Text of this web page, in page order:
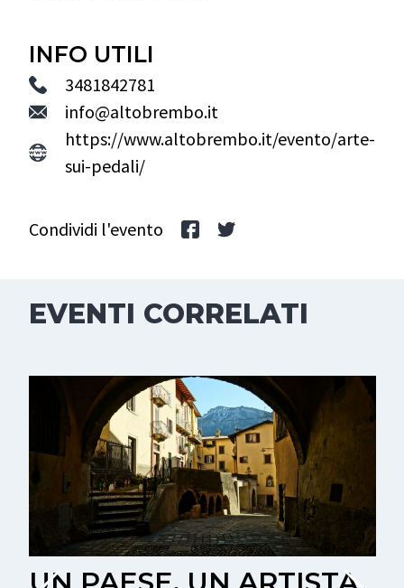
INFO UTILI
3481842781
info@altobrembo.it
https://www.altobrembo.it/evento/arte-
sui-pedali/
Condividi l'evento
EVENTI CORRELATI